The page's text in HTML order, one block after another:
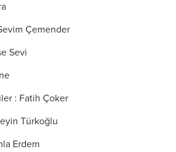
Çemender
Sevi
: Fatih Çoker
Türkoğlu
Erdem